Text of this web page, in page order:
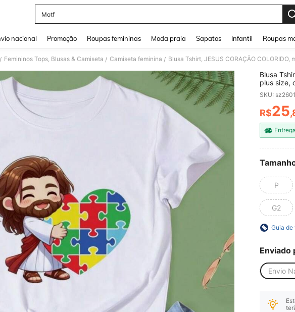
Motf
nacional Promoção Roupas femininas Moda praia Sapatos Infantil Roupas
/ Femininos Tops, Blusas & Camiseta / Camiseta feminina / Blusa Tshirt, JESUS CORAÇÃO
Blusa
plus size,
SKU:
R$25
P
G2
Guia de
Enviado
Envio